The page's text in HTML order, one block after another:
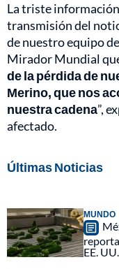
La triste
transmisión del
de nuestro equipo
Mirador Mundial
de la pérdida de
Merino, que nos
nuestra cadena”,
afectado.
Últimas Noticias
MUNDO
EE. UU.